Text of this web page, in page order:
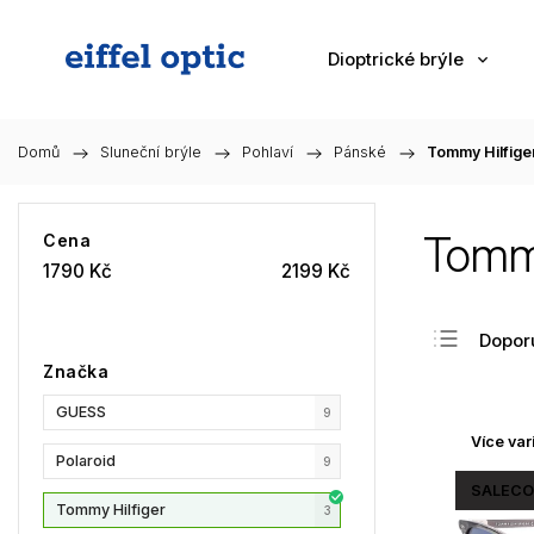
Dioptrické brýle
Domů / Sluneční brýle / Pohlaví / Pánské / Tommy
Cena
1790 Kč 2199 Kč
Značka
GUESS 9
Polaroid 9
Tommy Hilfiger 3
Více